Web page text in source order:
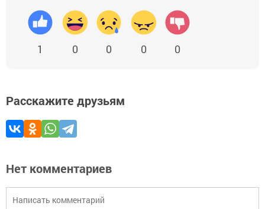
1 0 0 0 0
Расскажите друзьям
Нет комментариев